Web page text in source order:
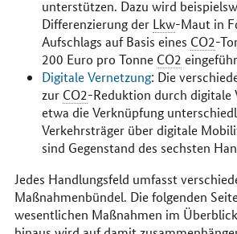
unterstützen. Dazu wird
Differenzierung der Lkw-Maut in
Aufschlags auf Basis eines CO2-
200 Euro pro Tonne CO2
Digitale Vernetzung: Die
zur CO2-Reduktion durch digitale
etwa die Verknüpfung
Verkehrsträger über digitale
sind Gegenstand des sechsten
Jedes Handlungsfeld umfasst
Maßnahmenbündel. Die folgenden
wesentlichen Maßnahmen im